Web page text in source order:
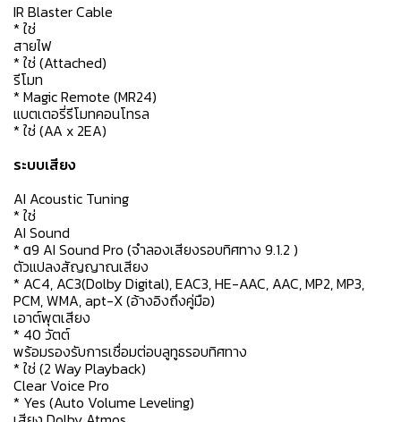
IR Blaster Cable
* ใช่
สายไฟ
* ใช่ (Attached)
รีโมท
* Magic Remote (MR24)
แบตเตอรี่รีโมทคอนโทรล
* ใช่ (AA x 2EA)
ระบบเสียง
AI Acoustic Tuning
* ใช่
AI Sound
* α9 AI Sound Pro (จำลองเสียงรอบทิศทาง 9.1.2 )
ตัวแปลงสัญญาณเสียง
* AC4, AC3(Dolby Digital), EAC3, HE-AAC, AAC, MP2, MP3,
PCM, WMA, apt-X (อ้างอิงถึงคู่มือ)
เอาต์พุตเสียง
* 40 วัตต์
พร้อมรองรับการเชื่อมต่อบลูทูธรอบทิศทาง
* ใช่ (2 Way Playback)
Clear Voice Pro
* Yes (Auto Volume Leveling)